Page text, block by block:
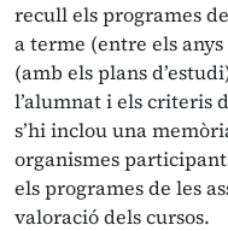
recull els programes
a terme (entre els anys
(amb els plans
l’alumnat i els criteris
s’hi inclou una
organismes
els programes de les
valoració dels cursos.